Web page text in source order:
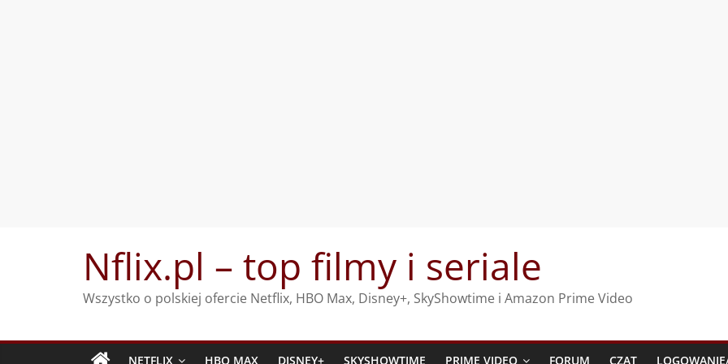
Nflix.pl – top filmy i seriale
Wszystko o polskiej ofercie Netflix, HBO Max, Disney+, SkyShowtime i Amazon Prime Video
NETFLIX HBO MAX DISNEY+ SKYSHOWTIME PRIME VIDEO FORUM CZAT